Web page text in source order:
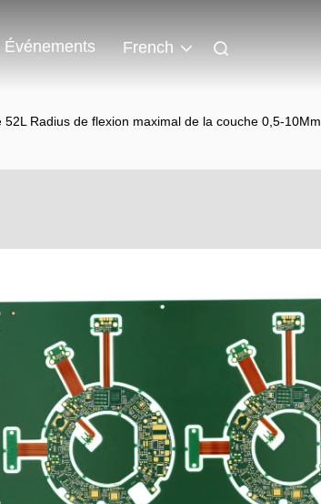
Événements French
Radius de flexion maximal de la couche 0,5-10Mm